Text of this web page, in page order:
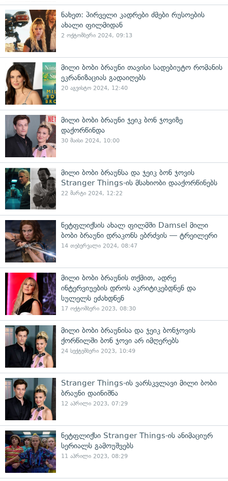
ნახეთ: პირველი კადრები ძმები რუსოების
ახალი ფილმიდან
2 ოქტომბერი 2024, 09:13
მილი ბობი ბრაუნი თავისი სადებიუტო რომანის
ეკრანიზაციას გადაიღებს
20 აგვისტო 2024, 12:40
მილი ბობი ბრაუნი ჯეიკ ბონ ჯოვიზე
დაქორწინდა
30 მაისი 2024, 10:00
მილი ბობი ბრაუნსა და ჯეიკ ბონ ჯოვის
Stranger Things-ის მსახიობი დააქორწინებს
22 მარტი 2024, 12:22
ნეტფლიქსის ახალ ფილმში Damsel მილი
ბობი ბრაუნი დრაკონს ებრძვის — ტრეილერი
14 თებერვალი 2024, 08:47
მილი ბობი ბრაუნის თქმით, ადრე
ინტერვიუების დროს აკრიტიკებდნენ და
სულელს ეძახდნენ
17 ოქტომბერი 2023, 08:30
მილი ბობი ბრაუნისა და ჯეიკ ბონჯოვის
ქორწილში ბონ ჯოვი არ იმღერებს
24 სექტემბერი 2023, 10:49
Stranger Things-ის ვარსკვლავი მილი ბობი
ბრაუნი დაინიშნა
12 აპრილი 2023, 07:29
ნეტფლიქსი Stranger Things-ის ანიმაციურ
სერიალს გამოუშვებს
11 აპრილი 2023, 08:29